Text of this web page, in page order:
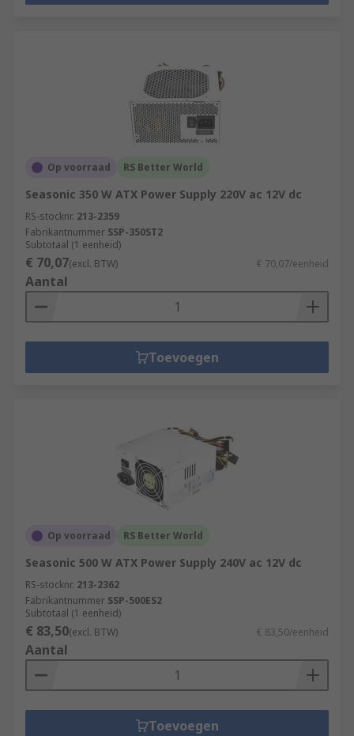
Op voorraad RS Better World
Seasonic 350 W ATX Power Supply 220V ac 12V dc
RS-stocknr. 213-2359
Fabrikantnummer SSP-350ST2
Subtotaal (1 eenheid)
€ 70,07(excl. BTW) € 70,07/eenheid
Aantal
Toevoegen
Op voorraad RS Better World
Seasonic 500 W ATX Power Supply 240V ac 12V dc
RS-stocknr. 213-2362
Fabrikantnummer SSP-500ES2
Subtotaal (1 eenheid)
€ 83,50(excl. BTW) € 83,50/eenheid
Aantal
Toevoegen